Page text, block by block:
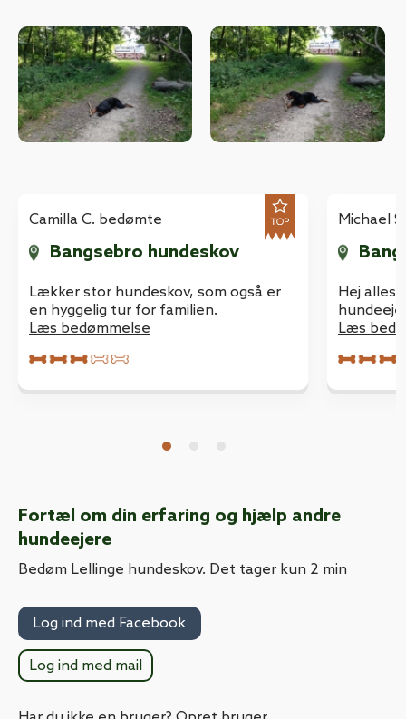
Camilla C. bedømte
Bangsebro hundeskov
Lækker stor hundeskov, som også er
en hyggelig tur for familien.
Læs bedømmelse
Michael
Hej
men jeg
få noget
Læs
Fortæl om din erfaring og hjælp andre
hundeejere
Bedøm Lellinge hundeskov. Det tager kun 2 min
Log ind med Facebook
Log ind med mail